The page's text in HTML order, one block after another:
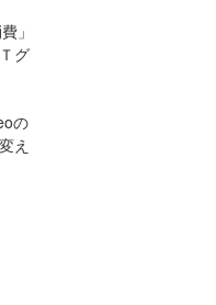
」
グ
の
え